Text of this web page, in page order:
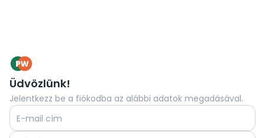
Üdvözlünk!
Jelentkezz be a fiókodba az alábbi adatok megadásával.
E-mail cím